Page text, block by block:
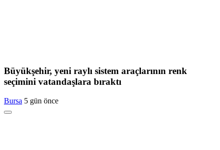
Büyükşehir, yeni raylı sistem araçlarının renk
seçimini vatandaşlara bıraktı
Bursa 5 gün önce